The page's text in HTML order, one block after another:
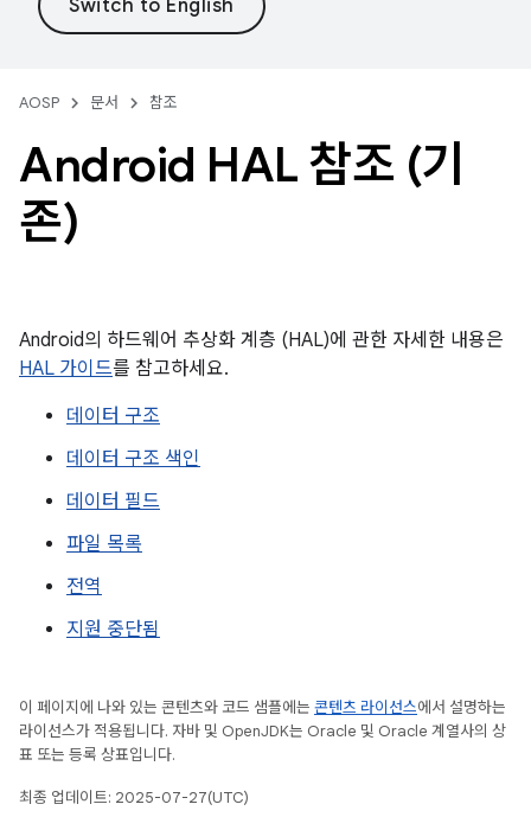
AOSP 문서 참조
Android HAL 참조 (기
존)
Android의 하드웨어 추상화 계층 (HAL)에 관한 자세한 내용은
HAL 가이드를 참고하세요.
데이터 구조
데이터 구조 색인
데이터 필드
파일 목록
전역
지원 중단됨
이 페이지에 나와 있는 콘텐츠와 코드 샘플에는 콘텐츠 라이선스에서 설명하는
라이선스가 적용됩니다. 자바 및 OpenJDK는 Oracle 및 Oracle 계열사의 상
표 또는 등록 상표입니다.
최종 업데이트: 2025-07-27(UTC)